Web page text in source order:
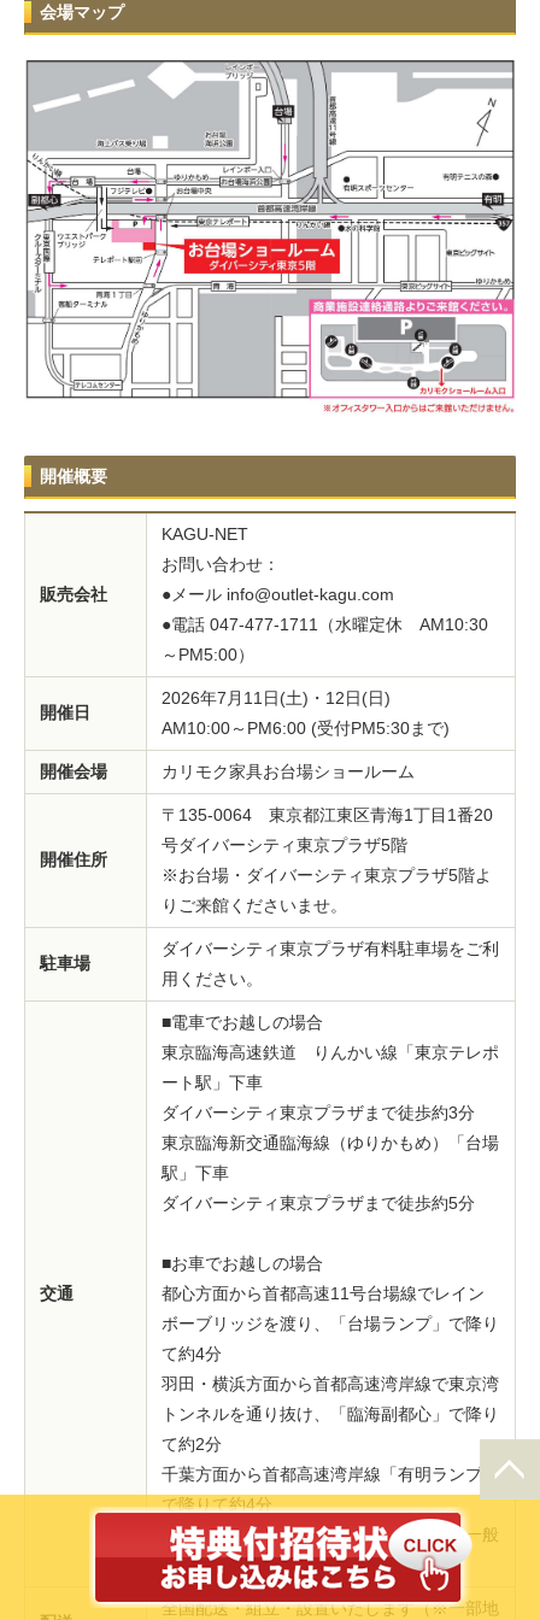
会場マップ
開催概要
販売会社
KAGU-NET
お問い合わせ：
●メール info@outlet-kagu.com
●電話 047-477-1711（水曜定休 AM10:30
～PM5:00）
開催日
2026年7月11日(土)・12日(日)
AM10:00～PM6:00 (受付PM5:30まで)
開催会場 カリモク家具お台場ショールーム
開催住所
〒135-0064 東京都江東区青海1丁目1番20
号ダイバーシティ東京プラザ5階
※お台場・ダイバーシティ東京プラザ5階よ
りご来館くださいませ。
駐車場
ダイバーシティ東京プラザ有料駐車場をご利
用ください。
交通
■電車でお越しの場合
東京臨海高速鉄道 りんかい線「東京テレポ
ート駅」下車
ダイバーシティ東京プラザまで徒歩約3分
東京臨海新交通臨海線（ゆりかもめ）「台場
駅」下車
ダイバーシティ東京プラザまで徒歩約5分
■お車でお越しの場合
都心方面から首都高速11号台場線でレイン
ボーブリッジを渡り、「台場ランプ」で降り
て約4分
羽田・横浜方面から首都高速湾岸線で東京湾
トンネルを通り抜け、「臨海副都心」で降り
て約2分
千葉方面から首都高速湾岸線「有明ランプ」
で降りて約4分
新橋方面からレインボーブリッジ下層の一般
道を渡って約3分
全国配送・組立・設置いたします（※一部地